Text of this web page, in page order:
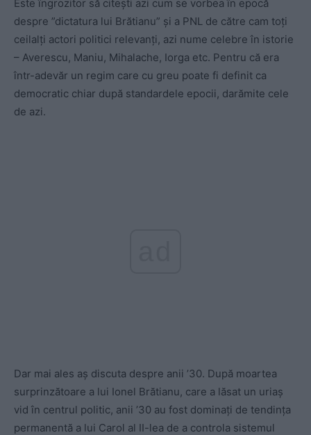
Este îngrozitor să citești azi cum se vorbea în epocă
despre ”dictatura lui Brătianu” și a PNL de către cam toți
ceilalți actori politici relevanți, azi nume celebre în istorie
– Averescu, Maniu, Mihalache, Iorga etc. Pentru că era
într-adevăr un regim care cu greu poate fi definit ca
democratic chiar după standardele epocii, darămite cele
de azi.
Dar mai ales aș discuta despre anii ’30. După moartea
surprinzătoare a lui Ionel Brătianu, care a lăsat un uriaș
vid în centrul politic, anii ’30 au fost dominați de tendința
permanentă a lui Carol al II-lea de a controla sistemul